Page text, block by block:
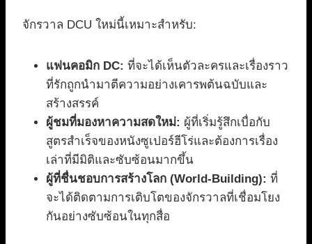
จักรวาล DCU ใหม่นี้เหมาะสำหรับ:
แฟนคอมิก DC: ที่จะได้เห็นตัวละครและเรื่องราว
ที่รักถูกนำมาตีความอย่างเคารพต้นฉบับและ
สร้างสรรค์
ผู้ชมที่มองหาความสดใหม่: ผู้ที่เริ่มรู้สึกเบื่อกับ
สูตรสำเร็จของหนังซูเปอร์ฮีโร่และต้องการเรื่อง
เล่าที่มีมิติและซับซ้อนมากขึ้น
ผู้ที่ชื่นชอบการสร้างโลก (World-Building): ที่
จะได้ติดตามการเติบโตของจักรวาลที่เชื่อมโยง
กันอย่างซับซ้อนในทุกสื่อ